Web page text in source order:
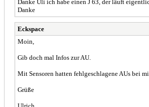
Danke Uli ich habe einen J 63, der läuft
Danke
Eckspace
Moin,
Gib doch mal Infos zur AU.
Mit Sensoren hatten fehlgeschlagene AUs bei
Grüße